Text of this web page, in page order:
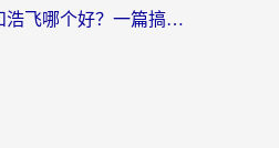
海外党纠结斧牛和浩飞哪个好？一篇搞定回国加速器选择+无缝访问国内资源指南